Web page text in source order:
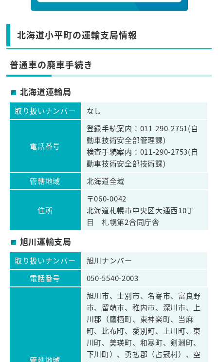
北海道小平町の運輸支局情報
普通車の廃車手続き
北海道運輸局
取り扱いナンバー なし
電話番号
登録手続案内：011-290-2751(自
動車技術安全部管理課)
検査手続案内：011-290-2753(自
動車技術安全部技術課)
管轄地域
北海道全域
住所
〒060-0042
北海道札幌市中央区大通西10丁
目 札幌第2合同庁舎
旭川運輸支局
取り扱いナンバー
旭川ナンバー
電話番号
050-5540-2003
旭川市、士別市、名寄市、富良野
市、留萌市、稚内市、深川市、上
川郡（鷹栖町、東神楽町、当麻
町、比布町、愛別町、上川町、東
川町、美瑛町、和寒町、剣淵町、
下川町）、勇払郡（占冠村）、空